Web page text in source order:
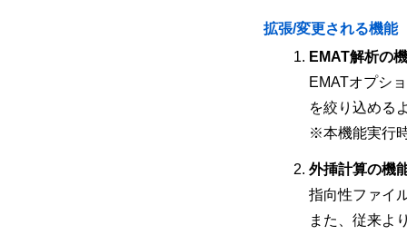
拡張/変更される機能
EMAT解析の
EMATオプシ
を絞り込める
※本機能実行
外挿計算の機
指向性ファイ
また、従来よ